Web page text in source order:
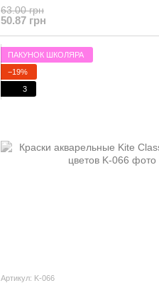
63.00 грн
50.87 грн
ПАКУНОК ШКОЛЯРА
−19%
3
Артикул: K-066